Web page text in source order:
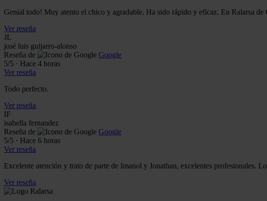
Genial todo! Muy atento el chico y agradable. Ha sido rápido y eficaz. En Ralarsa
Ver reseña
JL
josé luis guijarro-alonso
Reseña de
Google
5/5 · Hace 4 horas
Ver reseña
Todo perfecto.
Ver reseña
IF
isabella fernandez
Reseña de
Google
5/5 · Hace 6 horas
Ver reseña
Excelente atención y trato de parte de Imanol y Jonathan, excelentes profesionales.
Ver reseña